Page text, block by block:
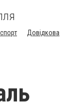
Довідкова